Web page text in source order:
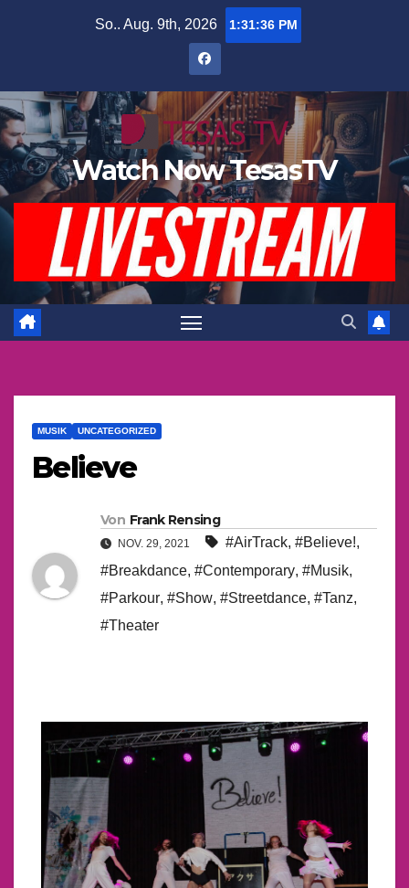
So.. Aug. 9th, 2026 1:31:37 PM
Watch Now TesasTV
MUSIK UNCATEGORIZED
Believe
Von Frank Rensing
NOV. 29, 2021 #AirTrack, #Believe!,
#Breakdance, #Contemporary, #Musik,
#Parkour, #Show, #Streetdance, #Tanz,
#Theater